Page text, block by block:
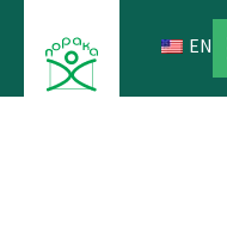
content
EN